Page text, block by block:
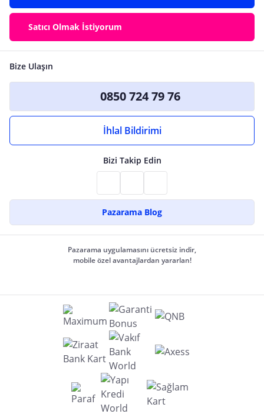
Satıcı Olmak İstiyorum
Bize Ulaşın
0850 724 79 76
İhlal Bildirimi
Bizi Takip Edin
Pazarama Blog
Pazarama uygulamasını ücretsiz indir,
mobile özel avantajlardan yararlan!